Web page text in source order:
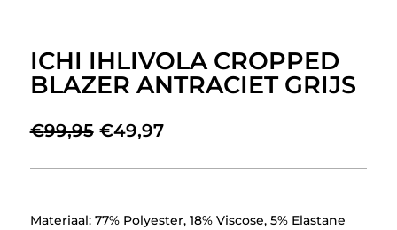
ICHI IHLIVOLA CROPPED
BLAZER ANTRACIET GRIJS
€99,95 Oorspronkelijke
was:
€49,97Huidige
is:
Materiaal: 77% Polyester, 18% Viscose, 5% Elastane